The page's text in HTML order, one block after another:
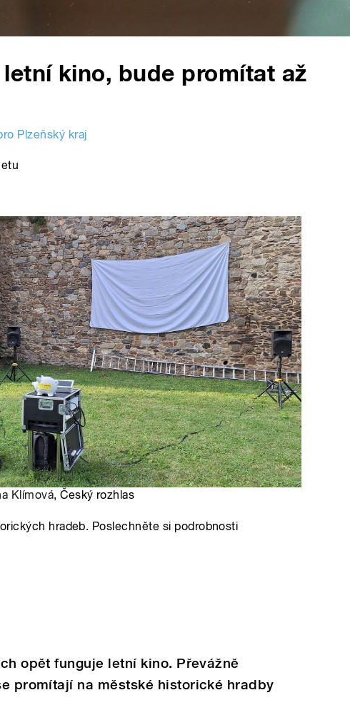
kino, bude promítat až
Plzeňský kraj
Klímová, Český rozhlas
hradeb. Poslechněte si podrobnosti
opět funguje letní kino. Převážně
promítají na městské historické hradby